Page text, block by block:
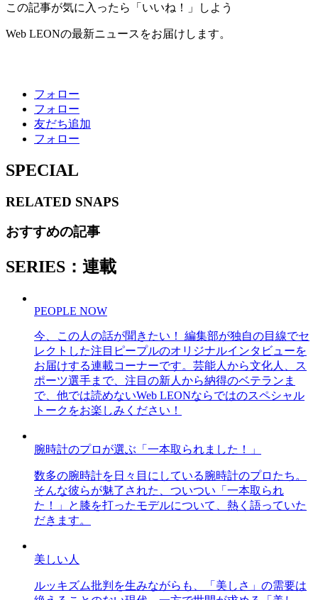
この記事が気に入ったら「いいね！」しよう
Web LEONの最新ニュースをお届けします。
フォロー
フォロー
友だち追加
フォロー
SPECIAL
RELATED SNAPS
おすすめの記事
SERIES：連載
PEOPLE NOW
今、この人の話が聞きたい！ 編集部が独自の目線でセ
レクトした注目ピープルのオリジナルインタビューを
お届けする連載コーナーです。芸能人から文化人、ス
ポーツ選手まで、注目の新人から納得のベテランま
で、他では読めないWeb LEONならではのスペシャル
トークをお楽しみください！
腕時計のプロが選ぶ「一本取られました！」
数多の腕時計を日々目にしている腕時計のプロたち。
そんな彼らが魅了された、ついつい「一本取られ
た！」と膝を打ったモデルについて、熱く語っていた
だきます。
美しい人
ルッキズム批判を生みながらも、「美しさ」の需要は